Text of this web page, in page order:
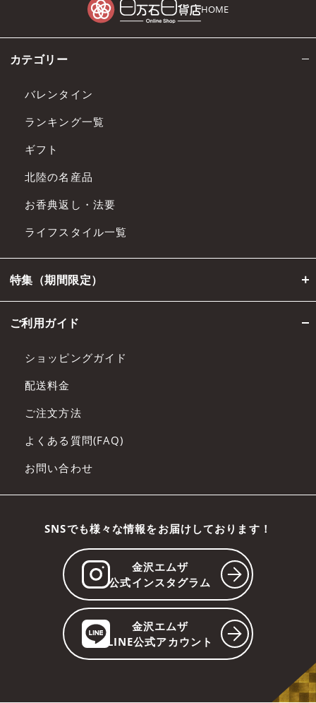
HOME
カテゴリー
バレンタイン
ランキング一覧
ギフト
北陸の名産品
お香典返し・法要
ライフスタイル一覧
特集（期間限定）
ご利用ガイド
ショッピングガイド
配送料金
ご注文方法
よくある質問(FAQ)
お問い合わせ
SNSでも様々な情報をお届けしております！
金沢エムザ
公式インスタグラム
金沢エムザ
LINE公式アカウント